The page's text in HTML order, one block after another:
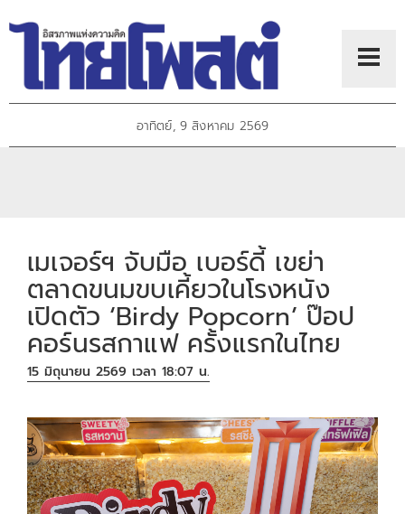
อาทิตย์, 9 สิงหาคม 2569
เมเจอร์ฯ จับมือ เบอร์ดี้ เขย่า
ตลาดขนมขบเคี้ยวในโรงหนัง
เปิดตัว ‘Birdy Popcorn’ ป๊อป
คอร์นรสกาแฟ ครั้งแรกในไทย
15 มิถุนายน 2569 เวลา 18:07 น.